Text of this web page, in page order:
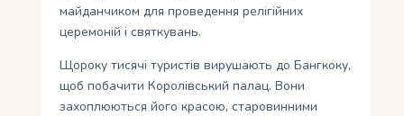
майданчиком для проведення релігійних
церемоній і святкувань.
Щороку тисячі туристів вирушають до Бангкоку,
щоб побачити Королівський палац. Вони
захоплюються його красою, старовинними